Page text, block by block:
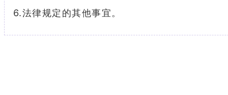
6.法律规定的其他事宜。